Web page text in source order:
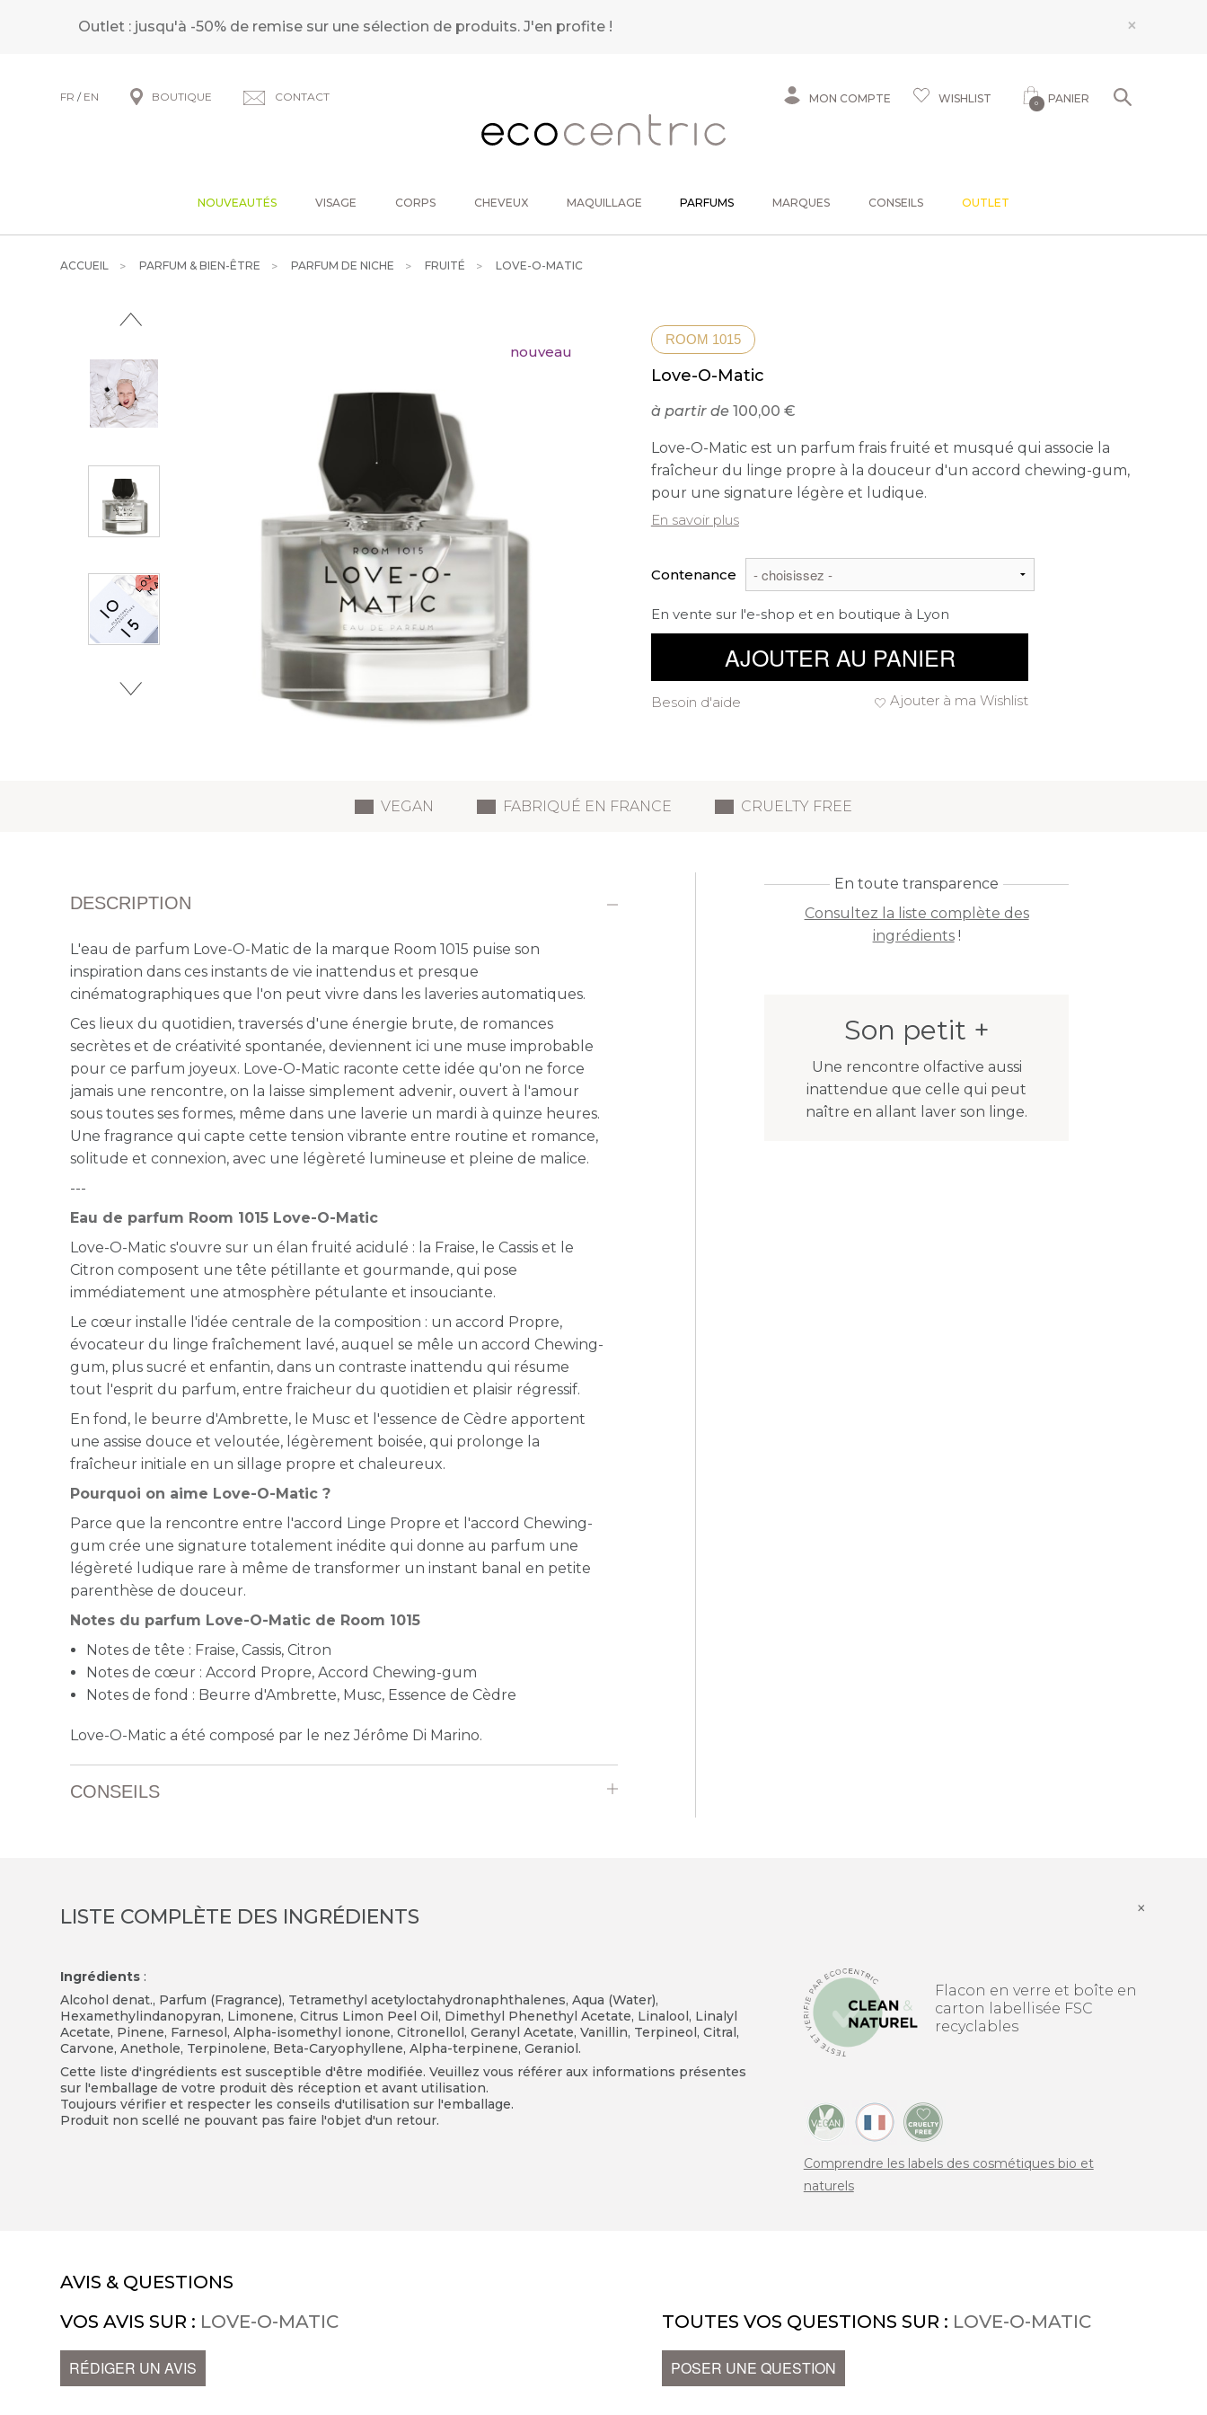
Outlet : jusqu'à -50% de remise sur une sélection de produits.J'en profite ! ×
FR / EN BOUTIQUE CONTACT MON COMPTE WISHLIST 0 PANIER
NOUVEAUTÉS VISAGE CORPS CHEVEUX MAQUILLAGE PARFUMS MARQUES CONSEILS OUTLET
ACCUEIL PARFUM & BIEN-ÊTRE PARFUM DE NICHE FRUITÉ LOVE-O-MATIC
nouveau
ROOM 1015
Love-O-Matic
à partir de100,00
Love-O-Matic est un parfum frais fruité et musqué qui associe la
fraîcheur du linge propre à la douceur d'un accord chewing-gum,
pour une signature légère et ludique.
En savoir plus
Contenance
En vente sur l'e-shop et en boutique à Lyon
AJOUTER AU PANIER
Ajouter à ma Wishlist
Besoin d'aide
VEGAN FABRIQUÉ EN FRANCE CRUELTY FREE
DESCRIPTION
L'eau de parfum Love-O-Matic de la marque Room 1015 puise son
inspiration dans ces instants de vie inattendus et presque
cinématographiques que l'on peut vivre dans les laveries automatiques.
Ces lieux du quotidien, traversés d'une énergie brute, de romances
secrètes et de créativité spontanée, deviennent ici une muse improbable
pour ce parfum joyeux. Love-O-Matic raconte cette idée qu'on ne force
jamais une rencontre, on la laisse simplement advenir, ouvert à l'amour
sous toutes ses formes, même dans une laverie un mardi à quinze heures.
Une fragrance qui capte cette tension vibrante entre routine et romance,
solitude et connexion, avec une légèreté lumineuse et pleine de malice.
---
Eau de parfum Room 1015 Love-O-Matic
Love-O-Matic s'ouvre sur un élan fruité acidulé : la Fraise, le Cassis et le
Citron composent une tête pétillante et gourmande, qui pose
immédiatement une atmosphère pétulante et insouciante.
Le cœur installe l'idée centrale de la composition : un accord Propre,
évocateur du linge fraîchement lavé, auquel se mêle un accord Chewing-
gum, plus sucré et enfantin, dans un contraste inattendu qui résume
tout l'esprit du parfum, entre fraicheur du quotidien et plaisir régressif.
En fond, le beurre d'Ambrette, le Musc et l'essence de Cèdre apportent
une assise douce et veloutée, légèrement boisée, qui prolonge la
fraîcheur initiale en un sillage propre et chaleureux.
Pourquoi on aime Love-O-Matic ?
Parce que la rencontre entre l'accord Linge Propre et l'accord Chewing-
gum crée une signature totalement inédite qui donne au parfum une
légèreté ludique rare à même de transformer un instant banal en petite
parenthèse de douceur.
Notes du parfum Love-O-Matic de Room 1015
Notes de tête : Fraise, Cassis, Citron
Notes de cœur : Accord Propre, Accord Chewing-gum
Notes de fond : Beurre d'Ambrette, Musc, Essence de Cèdre
Love-O-Matic a été composé par le nez Jérôme Di Marino.
CONSEILS
En toute transparence
Consultez la liste complète des
ingrédients!
Son petit +
Une rencontre olfactive aussi
inattendue que celle qui peut
naître en allant laver son linge.
LISTE COMPLÈTE DES INGRÉDIENTS ×
Ingrédients :
Alcohol denat., Parfum (Fragrance), Tetramethyl acetyloctahydronaphthalenes, Aqua (Water),
Hexamethylindanopyran, Limonene, Citrus Limon Peel Oil, Dimethyl Phenethyl Acetate, Linalool, Linalyl
Acetate, Pinene, Farnesol, Alpha-isomethyl ionone, Citronellol, Geranyl Acetate, Vanillin, Terpineol, Citral,
Carvone, Anethole, Terpinolene, Beta-Caryophyllene, Alpha-terpinene, Geraniol.
Cette liste d'ingrédients est susceptible d'être modifiée. Veuillez vous référer aux informations présentes
sur l'emballage de votre produit dès réception et avant utilisation.
Toujours vérifier et respecter les conseils d'utilisation sur l'emballage.
Produit non scellé ne pouvant pas faire l'objet d'un retour.
Flacon en verre et boîte en
carton labellisée FSC
recyclables
Comprendre les labels des cosmétiques bio et
naturels
AVIS & QUESTIONS
VOS AVIS SUR : LOVE-O-MATIC
RÉDIGER UN AVIS
TOUTES VOS QUESTIONS SUR : LOVE-O-MATIC
POSER UNE QUESTION